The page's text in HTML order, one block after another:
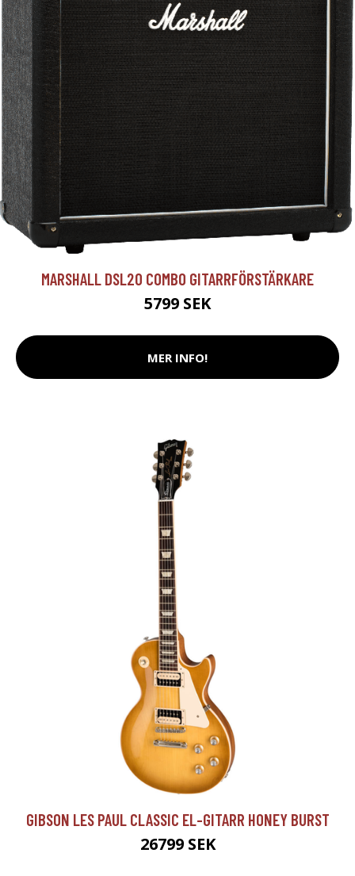
MARSHALL DSL20 COMBO GITARRFÖRSTÄRKARE
5799 SEK
MER INFO!
GIBSON LES PAUL CLASSIC EL-GITARR HONEY BURST
26799 SEK